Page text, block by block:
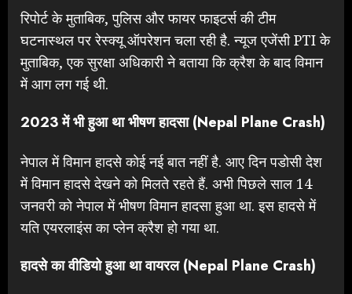
रिपोर्ट के मुताबिक, पुलिस और फायर फाइटर्स की टीम
घटनास्थल पर रेस्क्यू ऑपरेशन चला रही है. न्यूज एजेंसी PTI के
मुताबिक, एक सुरक्षा अधिकारी ने बताया कि क्रैश के बाद विमान
में आग लग गई थी.
2023 में भी हुआ था भीषण हादसा (Nepal Plane Crash)
नेपाल में विमान हादसे कोई नई बात नहीं है. आए दिन पडोसी देश
में विमान हादसे देखने को मिलते रहते हैं. अभी पिछले साल 14
जनवरी को नेपाल में भीषण विमान हादसा हुआ था. इस हादसे में
यति एयरलाइंस का प्लेन क्रैश हो गया था.
हादसे का वीडियो हुआ था वायरल (Nepal Plane Crash)